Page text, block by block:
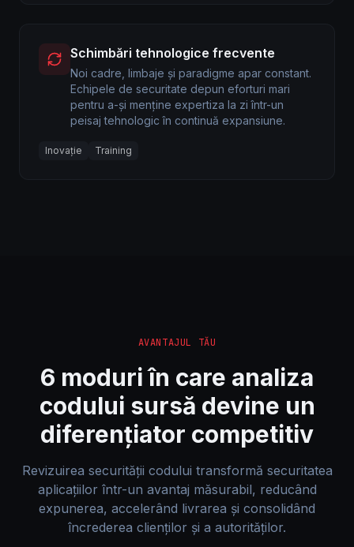
Schimbări tehnologice frecvente
Noi cadre, limbaje și paradigme apar constant.
Echipele de securitate depun eforturi mari
pentru a-și menține expertiza la zi într-un
peisaj tehnologic în continuă expansiune.
Inovație Training
AVANTAJUL TĂU
6 moduri în care analiza
codului sursă devine un
diferențiator competitiv
Revizuirea securității codului transformă securitatea
aplicațiilor într-un avantaj măsurabil, reducând
expunerea, accelerând livrarea și consolidând
încrederea clienților și a autorităților.